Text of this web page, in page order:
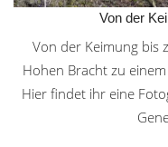
Von der
Von der Keimung bis
Hohen Bracht zu
Hier findet ihr eine